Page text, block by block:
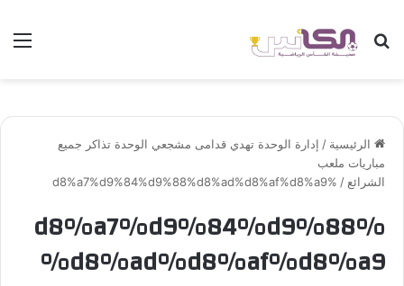
بحث عن
الرئيسية / إدارة الوحدة تهدي قدامى مشجعي الوحدة تذاكر جميع
مباريات ملعب
الشرائع /
%d8%a7%d9%84%d9%88%d8%ad%d8%af%d8%a9
%d8%a7%d9%84%d9%88
%d8%ad%d8%af%d8%a9